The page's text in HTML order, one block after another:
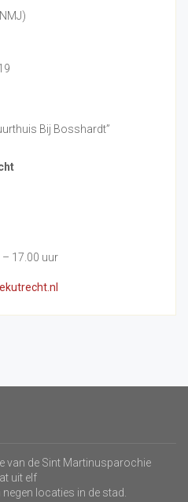
Bij Bosshardt”
– 17.00 uur
van de Sint Martinusparochie
uit elf
locaties in de stad.